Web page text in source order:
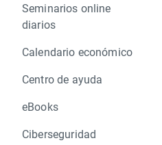
Seminarios online
diarios
Calendario económico
Centro de ayuda
eBooks
Ciberseguridad